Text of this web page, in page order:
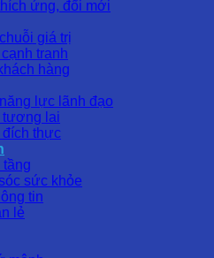
ứng, đổi mới
giá trị
tranh
hàng
lực lãnh đạo
tương lai
đích thực
sức khỏe
tin
lẻ